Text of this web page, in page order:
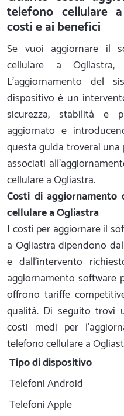
telefono cellulare
costi e ai benefici
Se vuoi aggiornare il
cellulare a
L'aggiornamento del
dispositivo è un
sicurezza, stabilità e
aggiornato e
questa guida troverai
associati
cellulare a Ogliastra.
Costi di
cellulare a Ogliastra
I costi per aggiornare il
a Ogliastra dipendono
e dall'intervento
aggiornamento software
offrono tariffe
qualità. Di seguito trovi
costi medi per
telefono cellulare a
Tipo di dispositivo
Telefoni Android
Telefoni Apple